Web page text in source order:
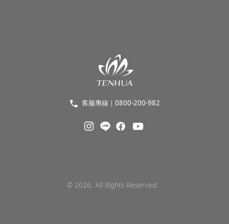
客服專線｜0800-200-982
© 2026, All Rights Reserved.